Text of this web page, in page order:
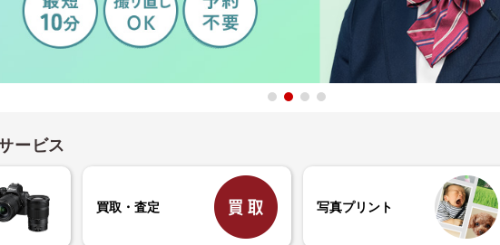
ービス
買取・査定 写真プリント